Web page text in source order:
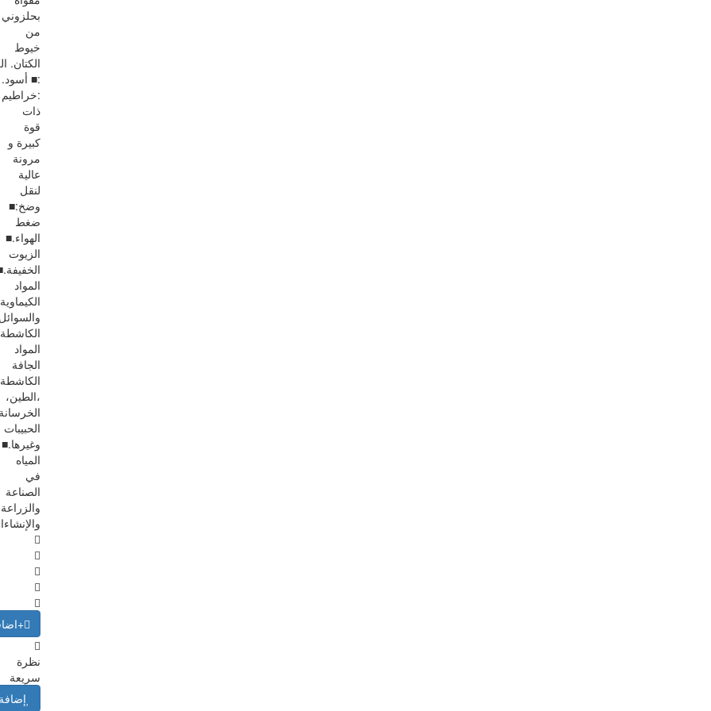
بحلزوني
من
خيوط
الكتان.
:■ أسود.
:خراطيم
ذات
قوة
كبيرة و
مرونة
عالية
لنقل
وضخ:■
ضغط
الهواء.■
الزيوت
المواد
الكيماوية
والسوائل
المواد
الجافة
الكاشطة
،الطين،
الحبيبات
وغيرها.■
المياه
في
الصناعة
والزراعة
نظرة
سريعة